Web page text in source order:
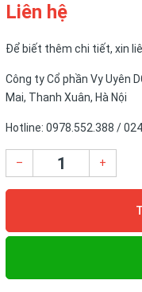
Liên hệ
Để biết thêm chi tiết, xin
Công ty Cổ phần Vy Uyên
Mai, Thanh Xuân, Hà Nội
Hotline: 0978.552.388 /
– +